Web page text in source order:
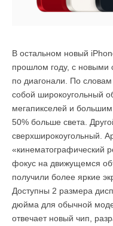
В остальном новый
прошлом году, с новыми
по диагонали. По
собой широкоугольный
мегапикселей и
50% больше света.
сверхширокоугольный.
«кинематографический
фокус на движущемся
получили более яркие
Доступны 2 размера
дюйма для обычной
отвечает новый чип,